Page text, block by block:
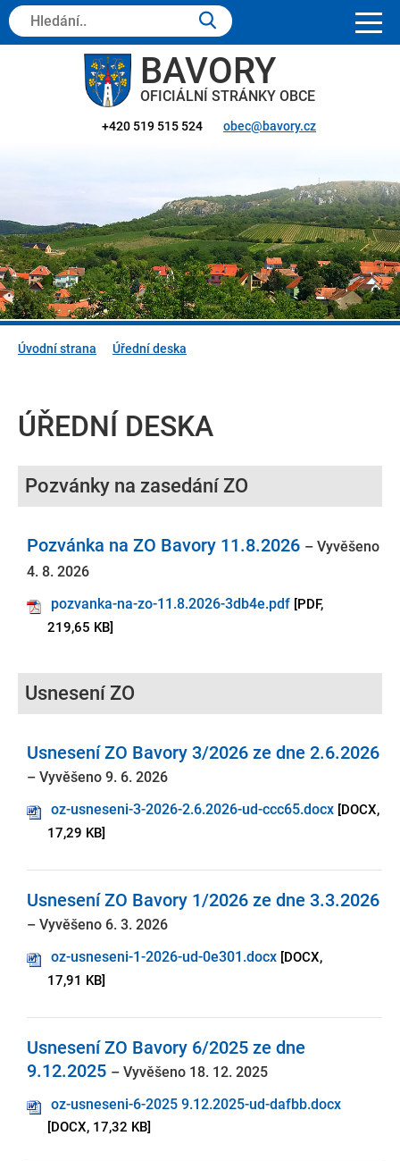
BAVORY
OFICIÁLNÍ STRÁNKY OBCE
+420 519 515 524 obec@bavory.cz
Hledaný
text:
Úvodní strana Úřední deska
ÚŘEDNÍ DESKA
Pozvánky na zasedání ZO
Pozvánka na ZO Bavory 11.8.2026 – Vyvěšeno
4. 8. 2026
pozvanka-na-zo-11.8.2026-3db4e.pdf [PDF,
219,65 KB]
Usnesení ZO
Usnesení ZO Bavory 3/2026 ze dne 2.6.2026
– Vyvěšeno 9. 6. 2026
oz-usneseni-3-2026-2.6.2026-ud-ccc65.docx [DOCX,
17,29 KB]
Usnesení ZO Bavory 1/2026 ze dne 3.3.2026
– Vyvěšeno 6. 3. 2026
oz-usneseni-1-2026-ud-0e301.docx [DOCX,
17,91 KB]
Usnesení ZO Bavory 6/2025 ze dne
9.12.2025 – Vyvěšeno 18. 12. 2025
oz-usneseni-6-2025 9.12.2025-ud-dafbb.docx
[DOCX, 17,32 KB]